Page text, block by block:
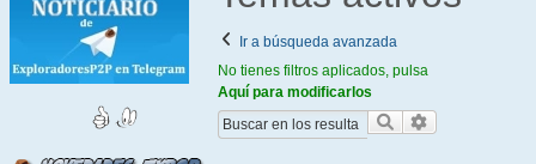
Ir a búsqueda avanzada
No tienes filtros aplicados, pulsa
Aquí para modificarlos
Buscar